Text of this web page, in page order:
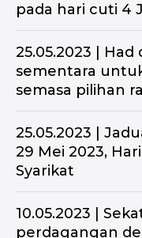
pada hari cuti 4
25.05.2023 |
sementara
semasa pilihan
25.05.2023 |
29 Mei 2023,
Syarikat
10.05.2023 |
perdagangan
Semua ciri
dengan
Buka Akaun